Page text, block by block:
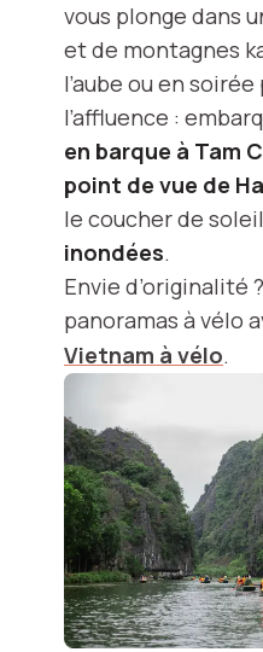
vous plonge dans
et de montagnes
l’aube ou en
l’affluence :
en barque à Tam
point de vue de
le coucher de
inondées.
Envie d’originalité
panoramas à vélo
Vietnam à vélo.